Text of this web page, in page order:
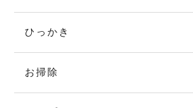
ひっかき
お掃除